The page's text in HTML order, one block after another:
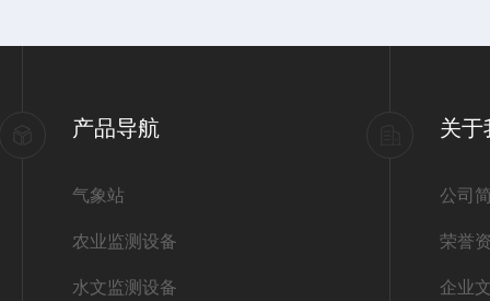
产品导航
气象站
农业监测设备
水文监测设备
关于
公司
荣誉
企业